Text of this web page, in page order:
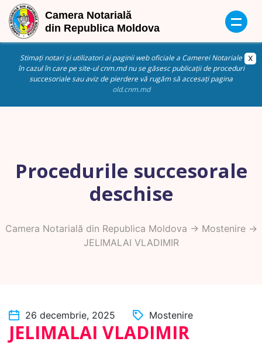
Stimați notari și utilizatori ai paginii web oficiale a Camerei Notariale
în cazul în care pe site-ul cnm.md nu se găsesc publicații de proceduri
succesoriale sau aviz de pierdere vă rugăm să accesați pagina
old.cnm.md
Procedurile succesorale
deschise
Camera Notarială din Republica Moldova -> Mostenire->
JELIMALAI VLADIMIR
26 decembrie, 2025 Mostenire
JELIMALAI VLADIMIR